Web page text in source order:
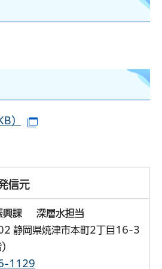
）
信元
興課 深層水担当
静岡県焼津市本町2丁目16-3
1129